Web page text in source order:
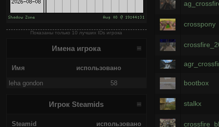
Показаны только 10 лучших IDs игрока
Имена игрока
Имя использовано
leha gondon 58
Игрок Steamids
Steamid использовано
crosspony
bootbox
stalkx